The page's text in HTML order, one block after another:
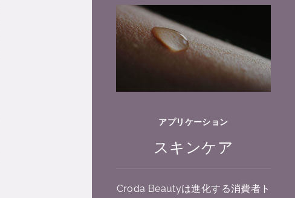
アプリケーション
スキンケア
Croda Beautyは進化する消費者ト